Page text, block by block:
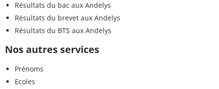
Résultats du bac aux Andelys
Résultats du brevet aux Andelys
Résultats du BTS aux Andelys
Nos autres services
Prénoms
Ecoles